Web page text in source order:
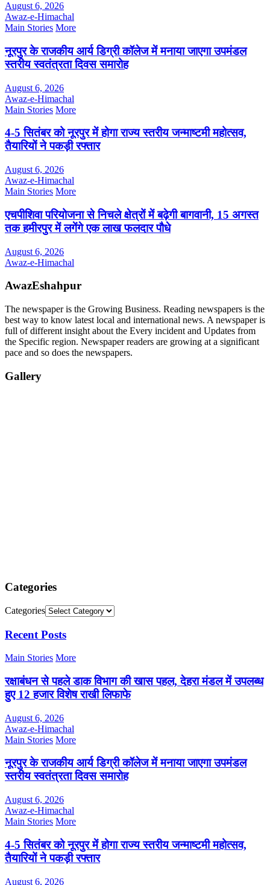
August 6, 2026
Awaz-e-Himachal
Main Stories More
नूरपुर के राजकीय आर्य डिग्री कॉलेज में मनाया जाएगा उपमंडल
स्तरीय स्वतंत्रता दिवस समारोह
August 6, 2026
Awaz-e-Himachal
Main Stories More
4-5 सितंबर को नूरपुर में होगा राज्य स्तरीय जन्माष्टमी महोत्सव,
तैयारियों ने पकड़ी रफ्तार
August 6, 2026
Awaz-e-Himachal
Main Stories More
एचपीशिवा परियोजना से निचले क्षेत्रों में बढ़ेगी बागवानी, 15 अगस्त
तक हमीरपुर में लगेंगे एक लाख फलदार पौधे
August 6, 2026
Awaz-e-Himachal
AwazEshahpur
The newspaper is the Growing Business. Reading newspapers is the
best way to know latest local and international news. A newspaper is
full of different insight about the Every incident and Updates from
the Specific region. Newspaper readers are growing at a significant
pace and so does the newspapers.
Gallery
Categories
Categories
Recent Posts
Main Stories More
रक्षाबंधन से पहले डाक विभाग की खास पहल, देहरा मंडल में उपलब्ध
हुए 12 हजार विशेष राखी लिफाफे
August 6, 2026
Awaz-e-Himachal
Main Stories More
नूरपुर के राजकीय आर्य डिग्री कॉलेज में मनाया जाएगा उपमंडल
स्तरीय स्वतंत्रता दिवस समारोह
August 6, 2026
Awaz-e-Himachal
Main Stories More
4-5 सितंबर को नूरपुर में होगा राज्य स्तरीय जन्माष्टमी महोत्सव,
तैयारियों ने पकड़ी रफ्तार
August 6, 2026